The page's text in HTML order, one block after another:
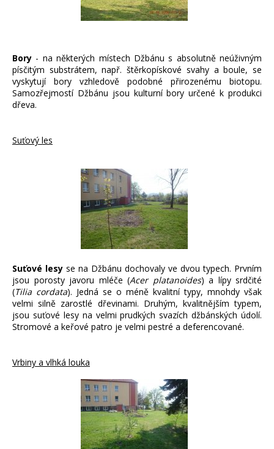
Bory - na některých místech Džbánu s absolutně neúživným
písčitým substrátem, např. štěrkopískové svahy a boule, se
vyskytují bory vzhledově podobné přirozenému biotopu.
Samozřejmostí Džbánu jsou kulturní bory určené k produkci
dřeva.
Suťový les
Suťové lesy se na Džbánu dochovaly ve dvou typech. Prvním
jsou porosty javoru mléče (Acer platanoides) a lípy srdčité
(Tilia cordata). Jedná se o méně kvalitní typy, mnohdy však
velmi silně zarostlé dřevinami. Druhým, kvalitnějším typem,
jsou suťové lesy na velmi prudkých svazích džbánských údolí.
Stromové a keřové patro je velmi pestré a deferencované.
Vrbiny a vlhká louka